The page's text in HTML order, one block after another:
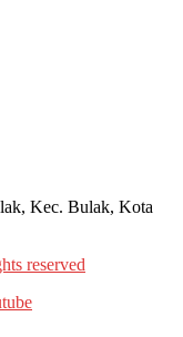
Kec. Bulak, Kota
reserved